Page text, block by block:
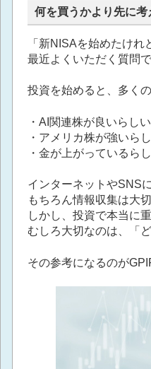
何を買うかより先に考
「新NISAを始めたけれ
最近よくいただく質問で
投資を始めると、多く
・AI関連株が良いらしい
・アメリカ株が強いら
・金が上がっているら
インターネットやSNS
もちろん情報収集は大切
しかし、投資で本当に
むしろ大切なのは、「
その参考になるのが